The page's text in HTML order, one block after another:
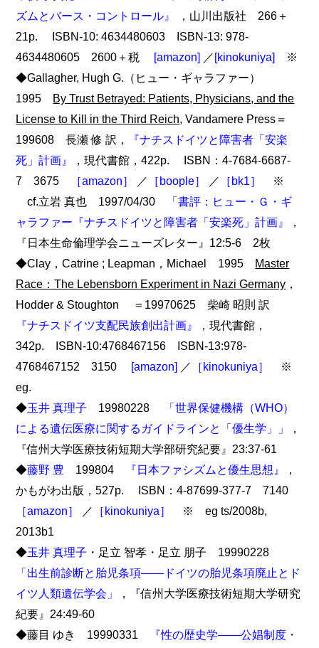
ズムとバース・コントロール』
，山川出版社 266＋
21p. ISBN-10: 4634480603 ISBN-13: 978-
4634480605 2600＋税 [amazon] ／[kinokuniya] ※
◆Gallagher, Hugh G.（ヒュー・ギャラファー）
1995 By Trust Betrayed: Patients, Physicians, and the
License to Kill in the Third Reich, Vandamere Press＝
199608 長瀬 修 訳，
『ナチスドイツと障害者「安楽
死」計画』
，現代書館，422p. ISBN：4-7684-6687-
7 3675
［amazon］ ／ ［boople］ ／ ［bk1］
※
cf.立岩 真也 1997/04/30
「書評：ヒュー・Ｇ・ギ
ャラファー『ナチスドイツと障害者「安楽死」計画』
，
『日本生命倫理学会ニューズレター』12:5-6 2枚
◆Clay，Catrine ; Leapman，Michael 1995 Master
Race：The Lebensborn Experiment in Nazi Germany ，
Hodder & Stoughton ＝19970625 柴崎 昭則 訳
『ナチスドイツ支配民族創出計画』
，現代書館，
342p. ISBN-10:4768467156 ISBN-13:978-
4768467152 3150 [amazon] ／ ［kinokuniya］
※
eg.
◆玉井 真理子 19980228
「世界保健機構（WHO）
による遺伝医療に関するガイドラインと「優生学」」
，
『信州大学医療技術短期大学部研究紀要』23:37-61
◆藤野 豊 199804 『日本ファシズムと優生思想』
，
かもがわ出版，527p. ISBN：4-87699-377-7 7140
［amazon］
／ ［kinokuniya］
※ eg ts/2008b,
2013b1
◆玉井 真理子 ・足立 智孝・足立 朋子 19990228
「出生前診断と胎児条項――ドイツの胎児条項廃止とド
イツ人類遺伝学会」
，『信州大学医療技術短期大学研究
紀要』24:49-60
◆藤目 ゆき 19990331
『性の歴史学――公娼制度・